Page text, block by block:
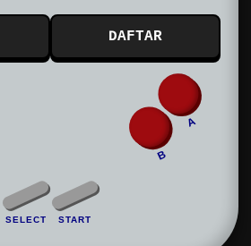
DAFTAR
B
A
SELECT START